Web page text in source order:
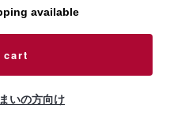
available
cart
いの方向け